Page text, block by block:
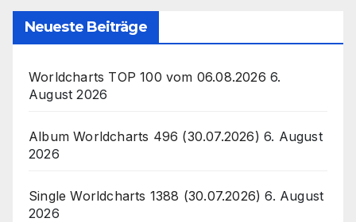
Neueste Beiträge
Worldcharts TOP 100 vom 06.08.2026 6.
August 2026
Album Worldcharts 496 (30.07.2026) 6. August
2026
Single Worldcharts 1388 (30.07.2026) 6. August
2026